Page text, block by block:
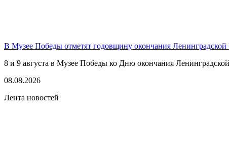
В Музее Победы отметят годовщину окончания Ленинградской
8 и 9 августа в Музее Победы ко Дню окончания
08.08.2026
Лента новостей